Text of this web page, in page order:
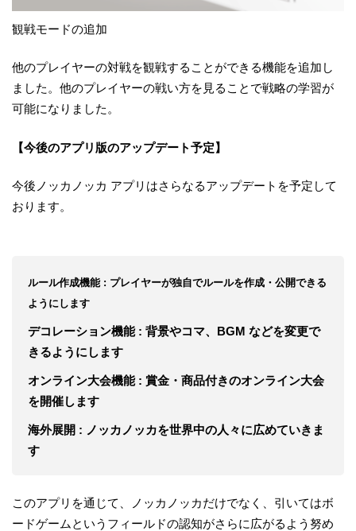
観戦モードの追加
他のプレイヤーの対戦を観戦することができる機能を追加し
ました。他のプレイヤーの戦い方を見ることで戦略の学習が
可能になりました。
【今後のアプリ版のアップデート予定】
今後ノッカノッカ アプリはさらなるアップデートを予定して
おります。
ルール作成機能 : プレイヤーが独自でルールを作成・公開できる
ようにします
デコレーション機能 : 背景やコマ、BGM などを変更で
きるようにします
オンライン大会機能 : 賞金・商品付きのオンライン大会
を開催します
海外展開 : ノッカノッカを世界中の人々に広めていきま
す
このアプリを通じて、ノッカノッカだけでなく、引いてはボ
ードゲームというフィールドの認知がさらに広がるよう努め